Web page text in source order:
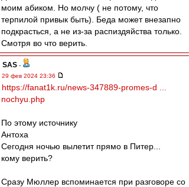
моим абиком. Но молчу ( не потому, что
терпилой привык быть). Беда может внезапно
подкрасться, а не из-за распиздяйства только.
Смотря во что верить.
SAS -
29 фев 2024 23:36
https://fanat1k.ru/news-347889-promes-d ...
nochyu.php
По этому источнику
Антоха
Сегодня ночью вылетит прямо в Питер...
кому верить?
Сразу Мюллер вспоминается при разговоре со